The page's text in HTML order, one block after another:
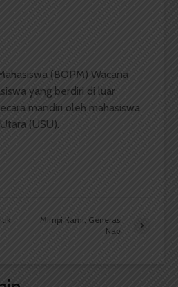
(BOPM) Wacana
yang berdiri di luar
mandiri oleh mahasiswa
(USU).
Mimpi Kami, Generasi
Napi